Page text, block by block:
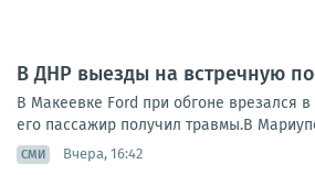
В ДНР выезды на встречную
В Макеевке Ford при обгоне врезался
его пассажир получил травмы.В
СМИ Вчера, 16:42